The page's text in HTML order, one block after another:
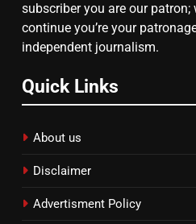
चुनाव से
दिल्ली
तय किए
subscriber you are our patron;
continue you’re your
independent journalism.
Quick Links
About us
Disclaimer
Advertisment Policy